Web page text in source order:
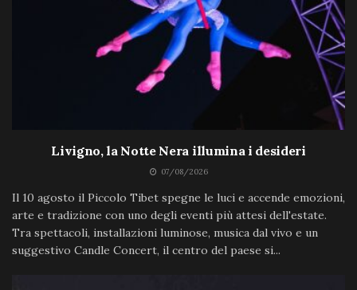
Livigno, la Notte Nera illumina i desideri
07/08/2026
Il 10 agosto il Piccolo Tibet spegne le luci e accende emozioni,
arte e tradizione con uno degli eventi più attesi dell'estate.
Tra spettacoli, installazioni luminose, musica dal vivo e un
suggestivo Candle Concert, il centro del paese si...